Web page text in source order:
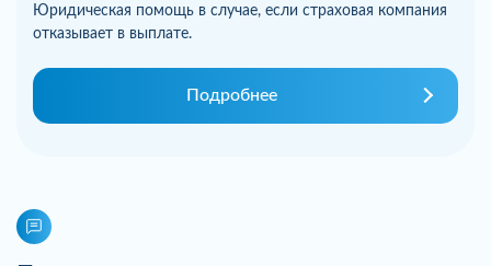
Юридическая помощь в случае, если страховая компания
отказывает в выплате.
Подробнее